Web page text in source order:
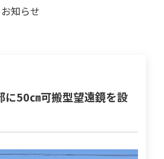
お知らせ
に50㎝可搬型望遠鏡を設